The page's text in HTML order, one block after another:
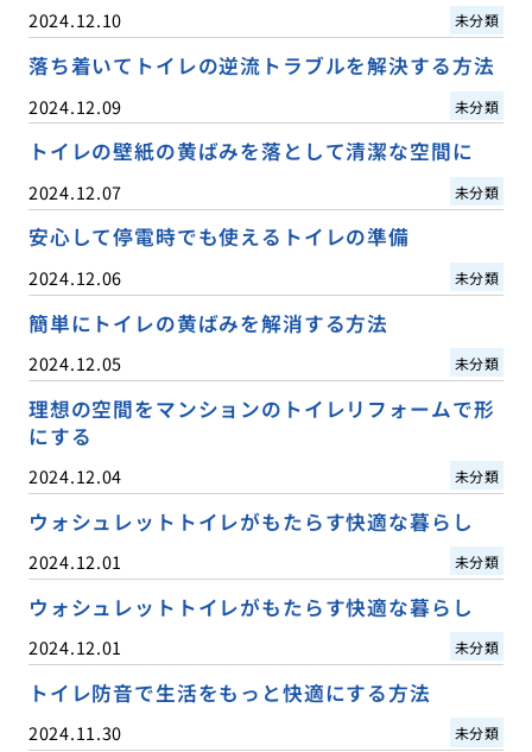
2024.12.10 未分類
落ち着いてトイレの逆流トラブルを解決する方法
2024.12.09 未分類
トイレの壁紙の黄ばみを落として清潔な空間に
2024.12.07 未分類
安心して停電時でも使えるトイレの準備
2024.12.06 未分類
簡単にトイレの黄ばみを解消する方法
2024.12.05 未分類
理想の空間をマンションのトイレリフォームで形
にする
2024.12.04 未分類
ウォシュレットトイレがもたらす快適な暮らし
2024.12.01 未分類
ウォシュレットトイレがもたらす快適な暮らし
2024.12.01 未分類
トイレ防音で生活をもっと快適にする方法
2024.11.30 未分類